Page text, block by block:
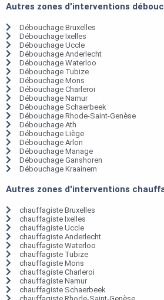
Autres zones d'interventions
Débouchage Bruxelles
Débouchage Ixelles
Débouchage Uccle
Débouchage Anderlecht
Débouchage Waterloo
Débouchage Tubize
Débouchage Mons
Débouchage Charleroi
Débouchage Namur
Débouchage Schaerbeek
Débouchage Rhode-Saint-Genèse
Débouchage Ath
Débouchage Liège
Débouchage Arlon
Débouchage Manage
Débouchage Ganshoren
Débouchage Kraainem
Autres zones d'interventions
chauffagiste Bruxelles
chauffagiste Ixelles
chauffagiste Uccle
chauffagiste Anderlecht
chauffagiste Waterloo
chauffagiste Tubize
chauffagiste Mons
chauffagiste Charleroi
chauffagiste Namur
chauffagiste Schaerbeek